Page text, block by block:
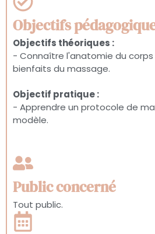
Objectifs
Objectifs théoriques :
- Connaître l'anatomie du
bienfaits du massage.
Objectif pratique :
- Apprendre un protocole de
modèle.
Public concerné
Tout public.